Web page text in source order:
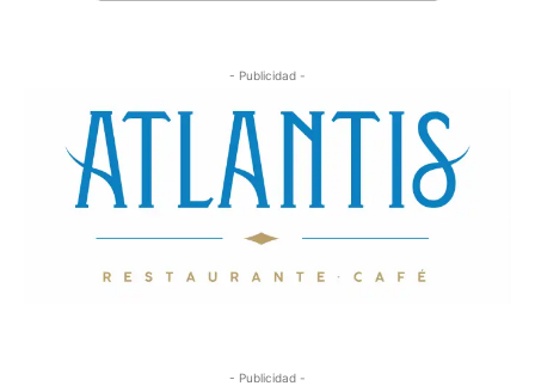
- Publicidad -
- Publicidad -